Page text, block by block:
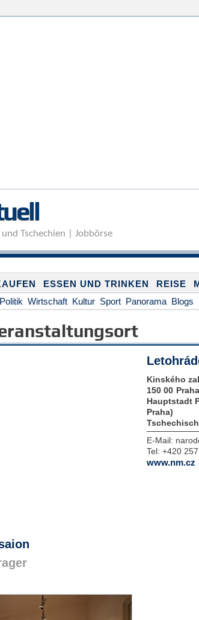
Tschechien | Jobbörse
ESSEN UND TRINKEN REISE
Politik Wirtschaft Kultur Sport Panorama Blogs
Kinského
150 00
Hauptstadt
Praha)
E-Mail:
Tel: +420
www.nm.cz